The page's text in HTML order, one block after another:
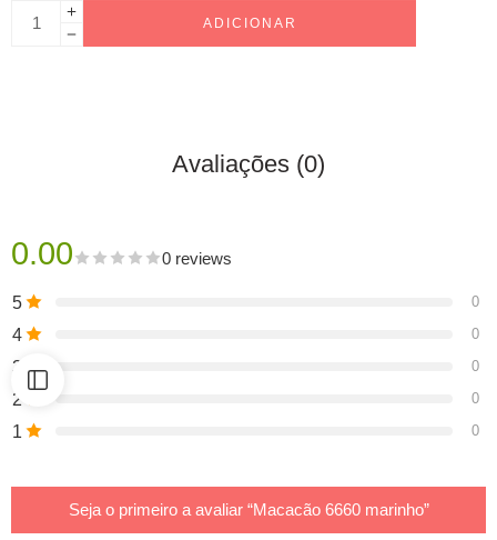
ADICIONAR
Avaliações (0)
0.00 0 reviews
5 0
4 0
3 0
2 0
1 0
Seja o primeiro a avaliar “Macacão 6660 marinho”